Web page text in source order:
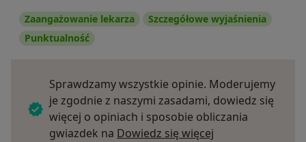
Zaangażowanie lekarza
Szczegółowe wyjaśnienia
Punktualność
Sprawdzamy wszystkie opinie. Moderujemy
je zgodnie z naszymi zasadami, dowiedz się
więcej o opiniach i sposobie obliczania
gwiazdek na Dowiedz się więcej